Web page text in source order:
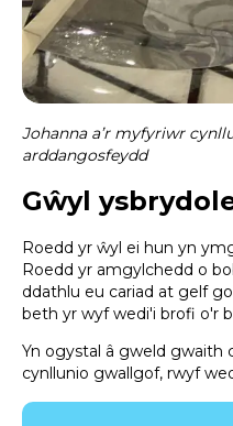
Johanna a’r myfyriwr
arddangosfeydd
Gŵyl
Roedd yr ŵyl ei hun yn
Roedd yr amgylchedd o
ddathlu eu cariad at gelf
beth yr wyf wedi'i brofi o'r
Yn ogystal â gweld gwaith
cynllunio gwallgof, rwyf